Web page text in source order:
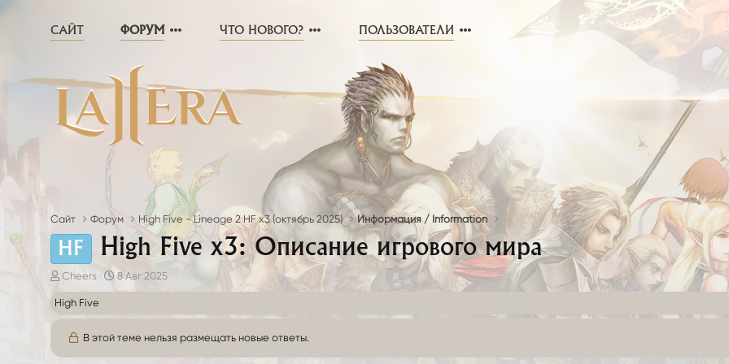
САЙТ ФОРУМ ЧТО НОВОГО? ПОЛЬЗОВАТЕЛИ
Сайт Форум High Five - Lineage 2 HF x3 (октябрь 2025) Информация / Information
HF High Five x3: Описание игрового мира
А
в
т
Cheers
Д
а
н
8 Авг 2025
High Five
В этой теме нельзя размещать новые ответы.